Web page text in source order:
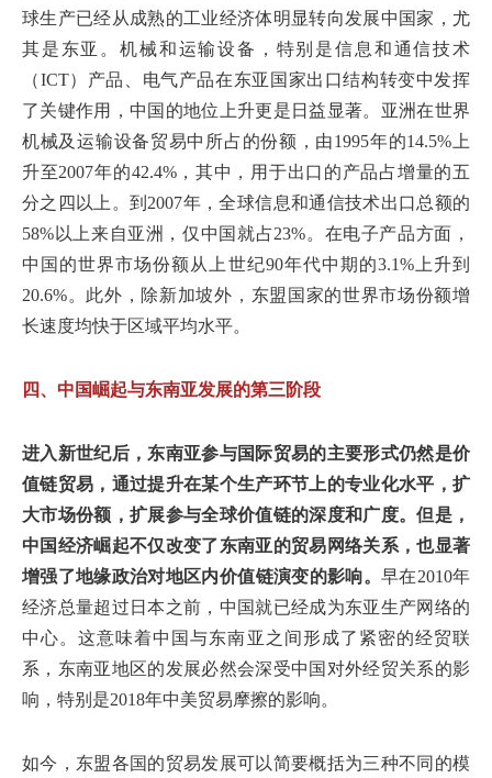
球生产已经从成熟的工业经济体明显转向发展中国家，尤
其是东亚。机械和运输设备，特别是信息和通信技术
（ICT）产品、电气产品在东亚国家出口结构转变中发挥
了关键作用，中国的地位上升更是日益显著。亚洲在世界
机械及运输设备贸易中所占的份额，由1995年的14.5%上
升至2007年的42.4%，其中，用于出口的产品占增量的五
分之四以上。到2007年，全球信息和通信技术出口总额的
58%以上来自亚洲，仅中国就占23%。在电子产品方面，
中国的世界市场份额从上世纪90年代中期的3.1%上升到
20.6%。此外，除新加坡外，东盟国家的世界市场份额增
长速度均快于区域平均水平。
四、中国崛起与东南亚发展的第三阶段
进入新世纪后，东南亚参与国际贸易的主要形式仍然是价
值链贸易，通过提升在某个生产环节上的专业化水平，扩
大市场份额，扩展参与全球价值链的深度和广度。但是，
中国经济崛起不仅改变了东南亚的贸易网络关系，也显著
增强了地缘政治对地区内价值链演变的影响。 早在2010年
经济总量超过日本之前，中国就已经成为东亚生产网络的
中心。这意味着中国与东南亚之间形成了紧密的经贸联
系，东南亚地区的发展必然会深受中国对外经贸关系的影
响，特别是2018年中美贸易摩擦的影响。
如今，东盟各国的贸易发展可以简要概括为三种不同的模